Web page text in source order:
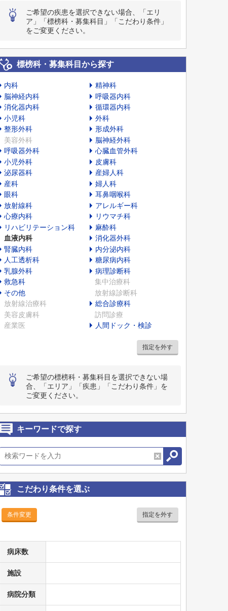
ご希望の疾患を選択できない場合、「エリ
ア」「標榜科・募集科目」「こだわり条件」
をご変更ください。
標榜科・募集科目から探す
内科
精神科
脳神経内科
呼吸器内科
消化器内科
循環器内科
小児科
外科
整形外科
形成外科
美容外科
脳神経外科
呼吸器外科
心臓血管外科
小児外科
皮膚科
泌尿器科
産婦人科
産科
婦人科
眼科
耳鼻咽喉科
放射線科
アレルギー科
心療内科
リウマチ科
リハビリテーション科
麻酔科
血液内科
消化器外科
腎臓内科
内分泌内科
人工透析科
糖尿病内科
乳腺外科
病理診断科
救急科
集中治療科
その他
放射線診断科
放射線治療科
総合診療科
美容皮膚科
訪問診療
産業医
人間ドック・検診
指定を外す
ご希望の標榜科・募集科目を選択できない場
合、「エリア」「疾患」「こだわり条件」を
ご変更ください。
キーワードで探す
こだわり条件を選ぶ
条件変更 指定を外す
病床数
施設
病院分類